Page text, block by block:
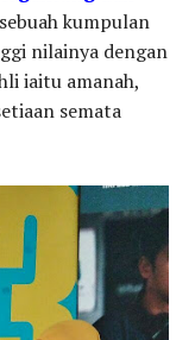
kumpulan
nilainya dengan
iaitu amanah,
semata